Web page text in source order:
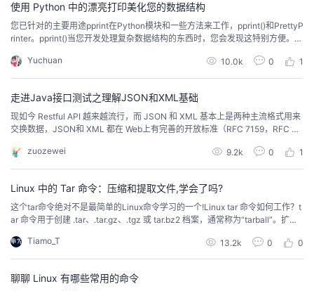
博
客
的
论
坛
我
的
圈
子
我
的
直
播
我
的
活
我
的
我
的
开
发
我
的
Programs
我
使用 Python 中的漂亮打印美化您的数据结构
您已针对的主要用途pprint在Python模块和一些方法来工作，pprint()和PrettyP
rinter。pprint()当您开发处理复杂数据结构的东西时，您会发现这特别方便。也
JSON 文件的数据仓库。这些都是pprint可以派上用场的情况。
Yuchuan 10.0k 0 1
走进Java接口测试之理解JSON和XML基础
现如今 Restful API 越来越流行，而 JSON 和 XML 基本上是两种主流格式用来
交换数据，JSON和 XML 都在 Web上有完善的开放标准（RFC 7159，RFC 48
zuozewei
9.2k 0 1
Linux 中的 Tar 命令：压缩和提取文件,学会了吗?
这个tar命令绝对不是最简单的Linux命令学习的一个!Linux tar 命令如何工作？t
ar 命令用于创建 .tar、.tar.gz、.tgz 或 tar.bz2 档案，通常称为“tarball”。扩展
展名为 .tar.bz2 的档案是使用 bzip2 压缩生成的。Linux 发行版提供 ta...
Tiamo_T 13.2k 0 0
聊聊 Linux 有哪些常用的命令